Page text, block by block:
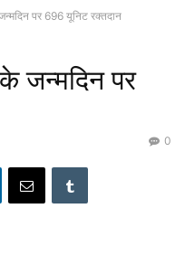
पर 696 यूनिट रक्तदान
जन्मदिन पर
0